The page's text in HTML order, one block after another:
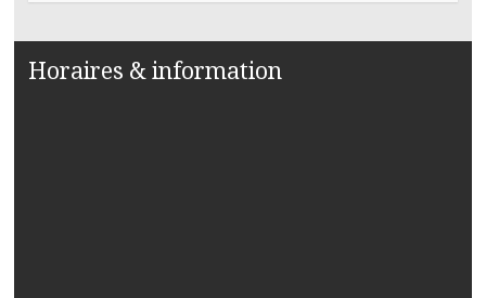
Horaires & information